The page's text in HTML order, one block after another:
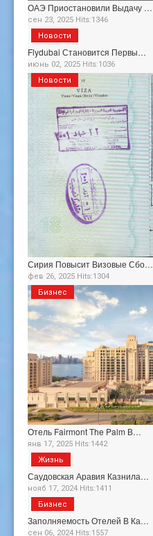
ОАЭ Приостановили Выдачу …
сен 23, 2025 Hits:1346
Flydubai Становится Первы…
июнь 02, 2025 Hits:1036
Новости
Сирия Повысит Визовые Сбо…
фев 26, 2025 Hits:1304
Новости
Отель Fairmont The Palm В…
янв 17, 2025 Hits:1442
Бизнес
Саудовская Аравия Казнила…
нояб 17, 2024 Hits:1411
Жизнь
Заполняемость Отелей В Ка…
сен 06, 2024 Hits:1557
Бизнес